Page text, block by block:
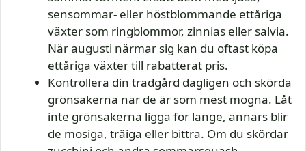
sensommar- eller höstblommande ettåriga
växter som ringblommor, zinnias eller salvia.
När augusti närmar sig kan du oftast köpa
ettåriga växter till rabatterat pris.
Kontrollera din trädgård dagligen och skörda
grönsakerna när de är som mest mogna. Låt
inte grönsakerna ligga för länge, annars blir
de mosiga, träiga eller bittra. Om du skördar